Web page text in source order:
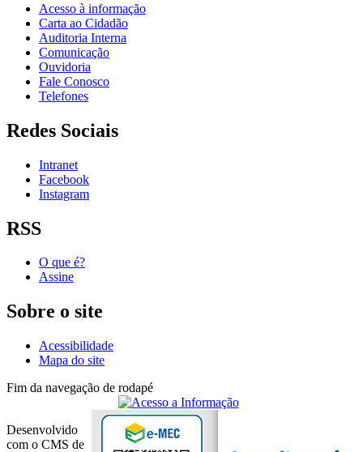
Acesso à informação
Carta ao Cidadão
Auditoria Interna
Comunicação
Ouvidoria
Fale Conosco
Telefones
Redes Sociais
Intranet
Facebook
Instagram
RSS
O que é?
Assine
Sobre o site
Acessibilidade
Mapa do site
Fim da navegação de rodapé
Desenvolvido
com o CMS de